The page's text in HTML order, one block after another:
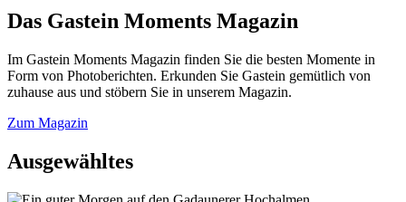
Das Gastein Moments Magazin
Im Gastein Moments Magazin finden Sie die besten Momente in
Form von Photoberichten. Erkunden Sie Gastein gemütlich von
zuhause aus und stöbern Sie in unserem Magazin.
Zum Magazin
Ausgewähltes